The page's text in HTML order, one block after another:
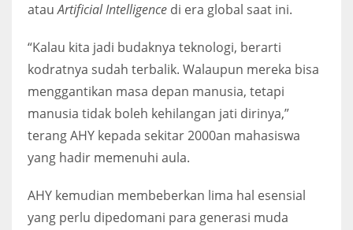
atauArtificial Intelligence di era global saat ini.
“Kalau kita jadi budaknya teknologi, berarti
kodratnya sudah terbalik. Walaupun mereka bisa
menggantikan masa depan manusia, tetapi
manusia tidak boleh kehilangan jati dirinya,”
terang AHY kepada sekitar 2000an mahasiswa
yang hadir memenuhi aula.
AHY kemudian membeberkan lima hal esensial
yang perlu dipedomani para generasi muda